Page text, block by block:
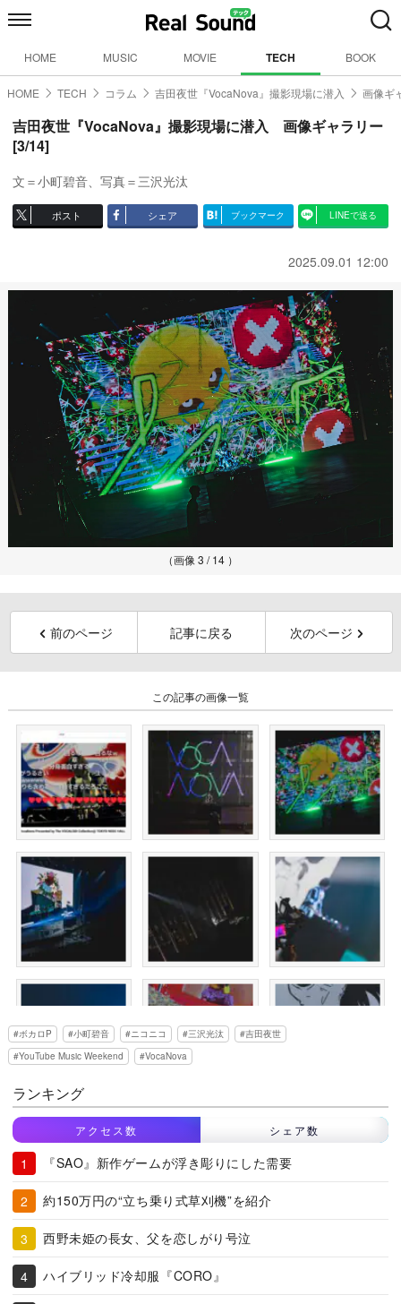
HOME MUSIC MOVIE TECH BOOK
HOME TECH コラム 吉田夜世『VocaNova』撮影現場に潜入 画像ギ
吉田夜世『VocaNova』撮影現場に潜入 画像ギャラリー
[3/14]
文＝小町碧音、写真＝三沢光汰
ポスト シェア ブックマーク LINEで送る
2025.09.01 12:00
（画像 3 / 14 ）
前のページ 記事に戻る 次のページ
この記事の画像一覧
ボカロP 小町碧音 ニコニコ 三沢光汰
吉田夜世
YouTube Music Weekend
VocaNova
ランキング
アクセス数 シェア数
『SAO』新作ゲームが浮き彫りにした需要
約150万円の“立ち乗り式草刈機”を紹介
西野未姫の長女、父を恋しがり号泣
ハイブリッド冷却服『CORO』